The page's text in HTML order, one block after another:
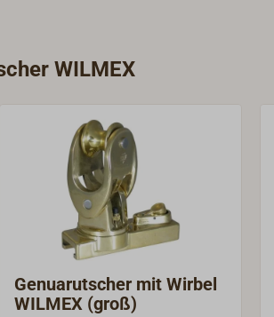
WILMEX
Genuarutscher mit Wirbel
WILMEX (groß)